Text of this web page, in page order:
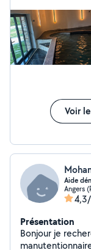
Voir
Aide
Angers
Présentation
Bonjour je